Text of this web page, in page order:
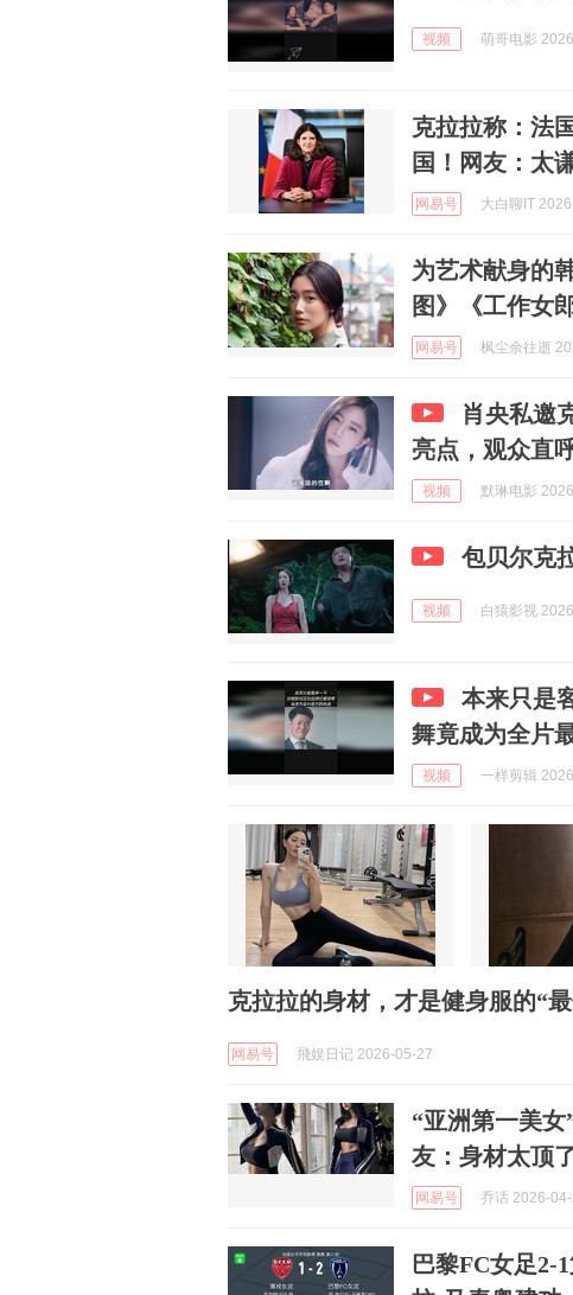
视频 萌哥电影
克拉拉称：法
国！网友：太
网易号 大白聊IT
为艺术献身的
图》《工作女郎
网易号 枫尘余往逝
肖央私邀
亮点，观众直
视频 默琳电影
包贝尔克
视频 白猿影视
本来只是
舞竟成为全片
视频 一样剪辑
克拉拉的身材，才是健身服的“
网易号 飛娱日记 2026-05-27
“亚洲第一美
友：身材太顶
网易号 乔话 2026-
巴黎FC女足2-